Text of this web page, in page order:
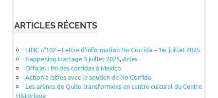
ARTICLES RÉCENTS
LINC n°102 – Lettre d’information No Corrida – 1er juillet 2025
Happening tractage 5 juillet 2025, Arles
Officiel : fin des corridas à Mexico
Action à Istres avec le soutien de No Corrida
Les arènes de Quito transformées en centre culturel du Centre
Historique